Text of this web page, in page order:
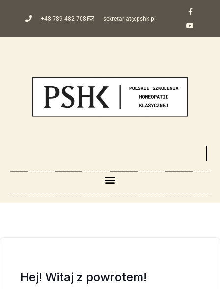
+48 789 482 708 sekretariat@pshk.pl
Hej! Witaj z powrotem!